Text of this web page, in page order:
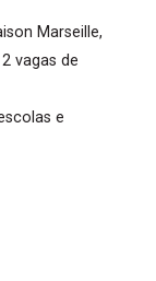
Marseille,
vagas de
e